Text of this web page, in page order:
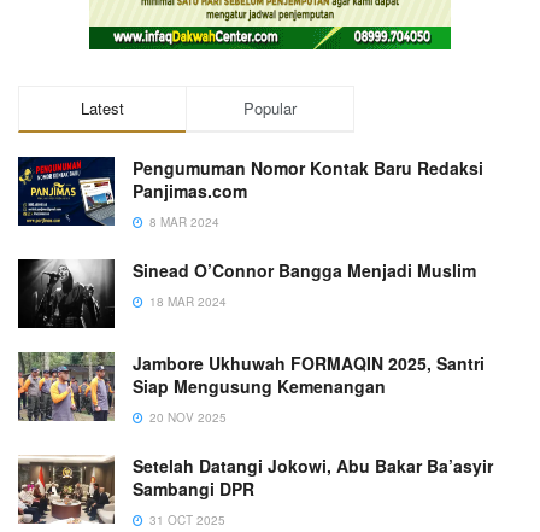
Latest Popular
Pengumuman Nomor Kontak Baru Redaksi
Panjimas.com
8 MAR 2024
Sinead O’Connor Bangga Menjadi Muslim
18 MAR 2024
Jambore Ukhuwah FORMAQIN 2025, Santri
Siap Mengusung Kemenangan
20 NOV 2025
Setelah Datangi Jokowi, Abu Bakar Ba’asyir
Sambangi DPR
31 OCT 2025